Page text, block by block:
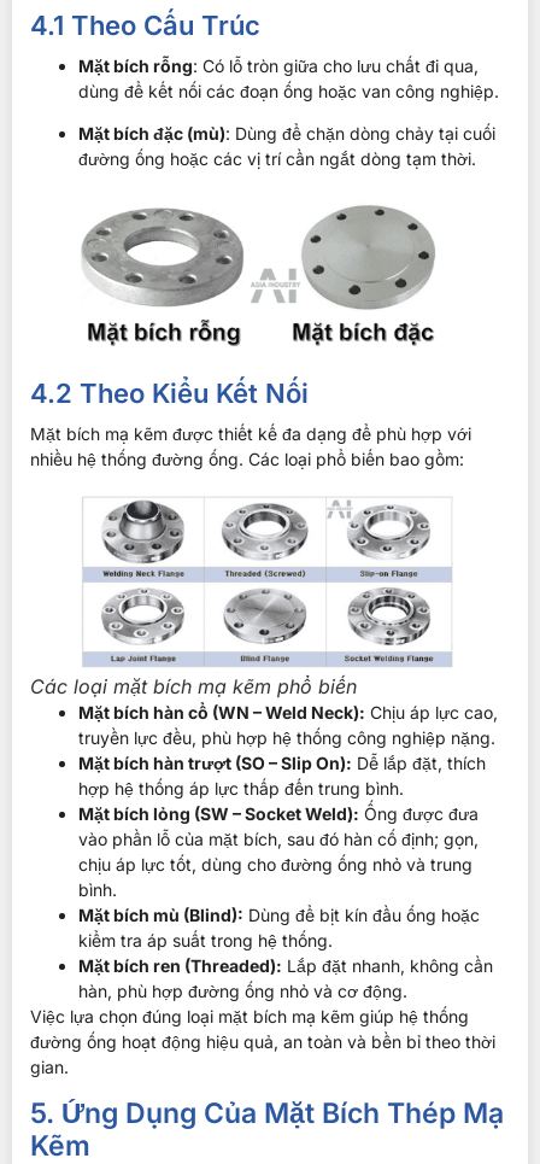
4.1 Theo Cấu Trúc
Mặt bích rỗng: Có lỗ tròn giữa cho lưu chất đi qua,
dùng để kết nối các đoạn ống hoặc van công nghiệp.
Mặt bích đặc (mù): Dùng để chặn dòng chảy tại cuối
đường ống hoặc các vị trí cần ngắt dòng tạm thời.
4.2 Theo Kiểu Kết Nối
Mặt bích mạ kẽm được thiết kế đa dạng để phù hợp với
nhiều hệ thống đường ống. Các loại phổ biến bao gồm:
Các loại mặt bích mạ kẽm phổ biến
Mặt bích hàn cổ (WN – Weld Neck): Chịu áp lực cao,
truyền lực đều, phù hợp hệ thống công nghiệp nặng.
Mặt bích hàn trượt (SO – Slip On): Dễ lắp đặt, thích
hợp hệ thống áp lực thấp đến trung bình.
Mặt bích lỏng (SW – Socket Weld): Ống được đưa
vào phần lỗ của mặt bích, sau đó hàn cố định; gọn,
chịu áp lực tốt, dùng cho đường ống nhỏ và trung
bình.
Mặt bích mù (Blind): Dùng để bịt kín đầu ống hoặc
kiểm tra áp suất trong hệ thống.
Mặt bích ren (Threaded): Lắp đặt nhanh, không cần
hàn, phù hợp đường ống nhỏ và cơ động.
Việc lựa chọn đúng loại mặt bích mạ kẽm giúp hệ thống
đường ống hoạt động hiệu quả, an toàn và bền bỉ theo thời
gian.
5. Ứng Dụng Của Mặt Bích Thép Mạ
Kẽm